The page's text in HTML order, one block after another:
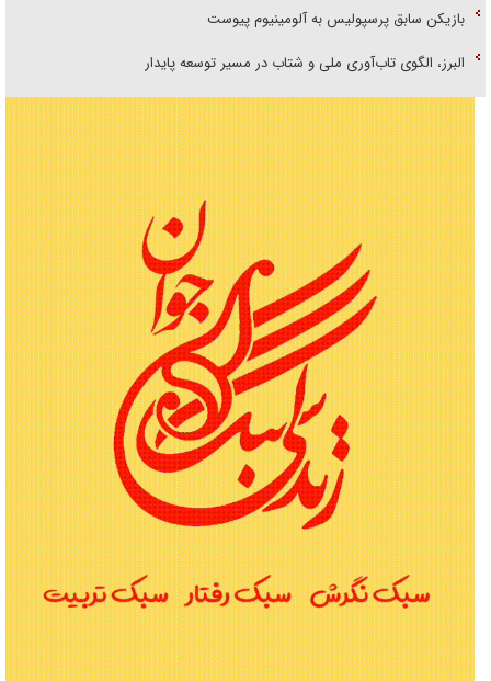
بازیکن سابق پرسپولیس به آلومینیوم پیوست
البرز، الگوی تاب‌آوری ملی و شتاب در مسیر توسعه پایدار